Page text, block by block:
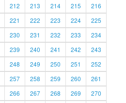
212 213 214 215
216
221 222 223 224
225
230 231 232 233
234
239 240 241 242
243
248 249 250 251
252
257 258 259 260
261
266 267 268 269
270